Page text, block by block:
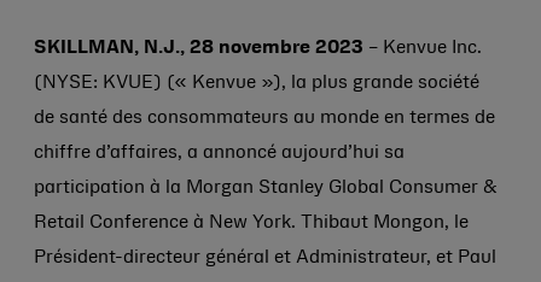
SKILLMAN, N.J., 28 novembre 2023 – Kenvue Inc.
(NYSE: KVUE) (« Kenvue »), la plus grande société
de santé des consommateurs au monde en termes de
chiffre d’affaires, a annoncé aujourd’hui sa
participation à la Morgan Stanley Global Consumer &
Retail Conference à New York. Thibaut Mongon, le
Président-directeur général et Administrateur, et Paul